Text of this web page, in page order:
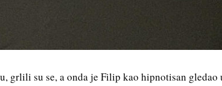
grlili su se, a onda je Filip kao hipnotisan gledao